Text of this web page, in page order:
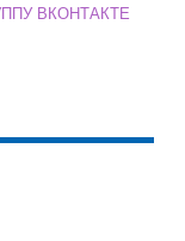
ВКОНТАКТЕ